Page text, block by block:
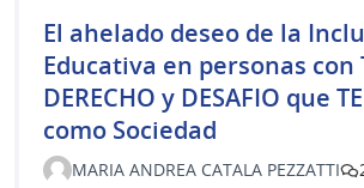
El ahelado deseo de la
Educativa en personas con
DERECHO y DESAFIO que
como Sociedad
MARIA ANDREA CATALA PEZZATTI